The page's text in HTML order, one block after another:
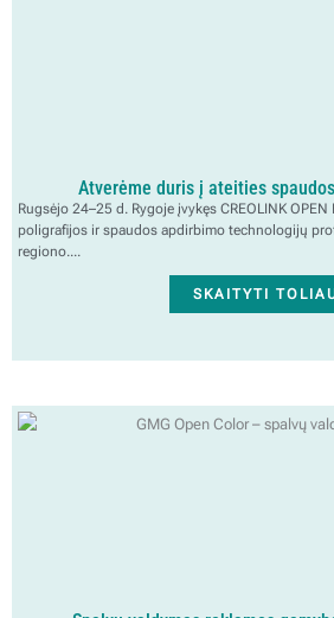
Atverėme duris į ateities
Rugsėjo 24–25 d. Rygoje įvykęs CREOLINK
poligrafijos ir spaudos apdirbimo technologijų
regiono....
SKAITYTI